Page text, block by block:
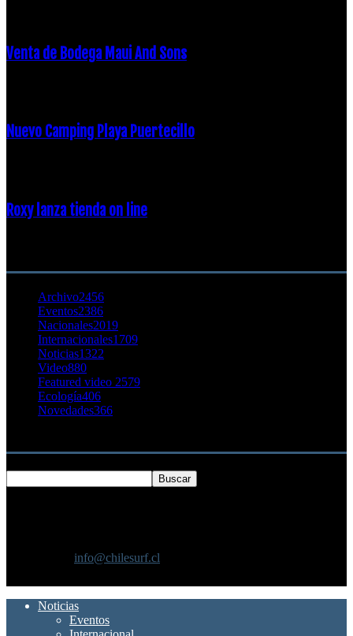
Venta de Bodega Maui And Sons
Nuevo Camping Playa Puertecillo
Roxy lanza tienda on line
Archivo2456
Eventos2386
Nacionales2019
Internacionales1709
Noticias1322
Video880
Featured video 2579
Ecología406
Novedades366
info@chilesurf.cl
Noticias
Eventos